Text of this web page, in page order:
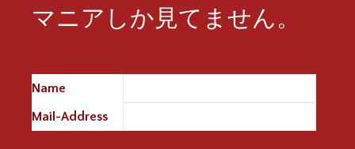
マニアしか見てません。
Name
Mail-Address